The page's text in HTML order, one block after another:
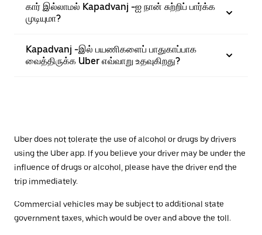
கார் இல்லாமல் Kapadvanj -ஐ நான் சுற்றிப் பார்க்க
முடியுமா?
Kapadvanj -இல் பயணிகளைப் பாதுகாப்பாக
வைத்திருக்க Uber எவ்வாறு உதவுகிறது?
Uber does not tolerate the use of alcohol or drugs by drivers
using the Uber app. If you believe your driver may be under the
influence of drugs or alcohol, please have the driver end the
trip immediately.
Commercial vehicles may be subject to additional state
government taxes, which would be over and above the toll.